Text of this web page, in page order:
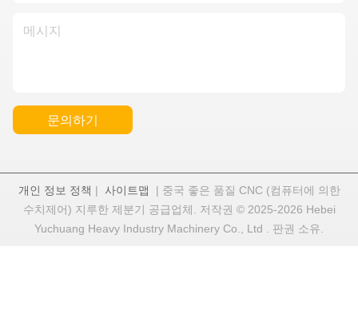
문의하기
개인 정보 정책 | 사이트맵 | 중국 좋은 품질 CNC (컴퓨터에 의한
수치제어) 지루한 제분기 공급업체. 저작권 © 2025-2026 Hebei
Yuchuang Heavy Industry Machinery Co., Ltd . 판권 소유.